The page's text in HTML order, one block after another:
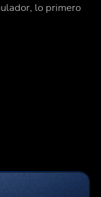
lo primero